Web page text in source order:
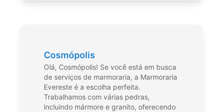
Cosmópolis
Olá, Cosmópolis! Se você está em busca
de serviços de marmoraria, a Marmoraria
Evereste é a escolha perfeita.
Trabalhamos com várias pedras,
incluindo mármore e granito, oferecendo